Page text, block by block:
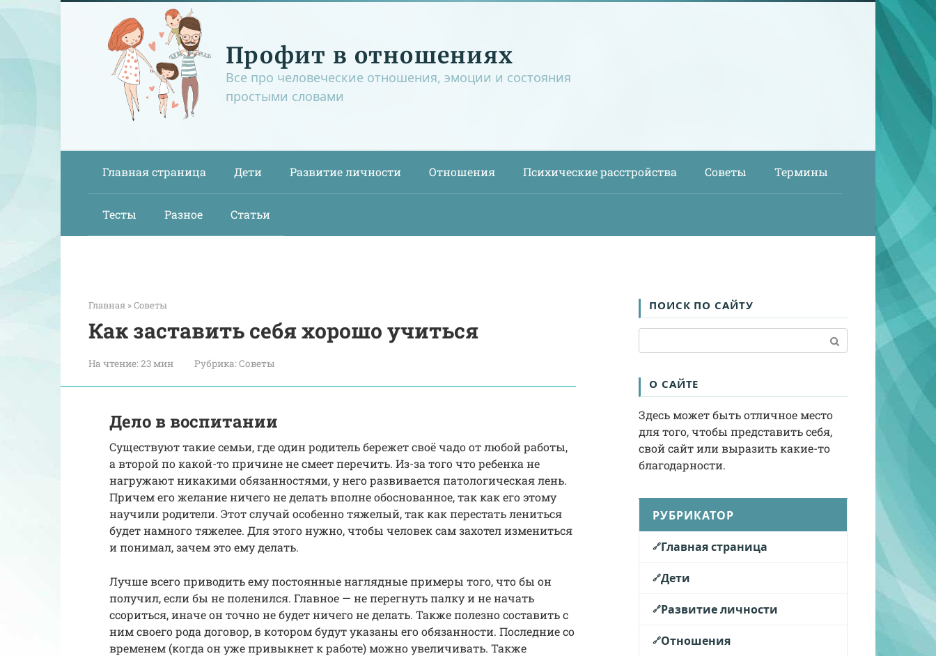
Перейти
Профит в отношениях
Все про человеческие отношения, эмоции и состояния
простыми словами
Главная страница Дети Развитие личности Отношения Психические расстройства Советы Термины
Тесты Разное Статьи
Главная »Советы
Как заставить себя хорошо учиться
На чтение:23 мин Рубрика:Советы
Дело в воспитании
Существуют такие семьи, где один родитель бережет своё чадо от любой работы,
а второй по какой-то причине не смеет перечить. Из-за того что ребенка не
нагружают никакими обязанностями, у него развивается патологическая лень.
Причем его желание ничего не делать вполне обоснованное, так как его этому
научили родители. Этот случай особенно тяжелый, так как перестать лениться
будет намного тяжелее. Для этого нужно, чтобы человек сам захотел измениться
и понимал, зачем это ему делать.
Лучше всего приводить ему постоянные наглядные примеры того, что бы он
получил, если бы не поленился. Главное — не перегнуть палку и не начать
ссориться, иначе он точно не будет ничего не делать. Также полезно составить с
ним своего рода договор, в котором будут указаны его обязанности. Последние со
временем (когда он уже привыкнет к работе) можно увеличивать. Также
ПОИСК ПО САЙТУ
О САЙТЕ
Здесь может быть отличное место
для того, чтобы представить себя,
свой сайт или выразить какие-то
благодарности.
РУБРИКАТОР
Главная страница
Дети
Развитие личности
Отношения